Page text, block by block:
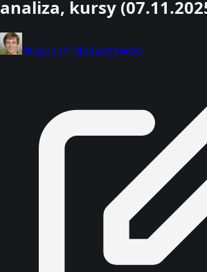
analiza, kursy
Wojciech Makuszewski